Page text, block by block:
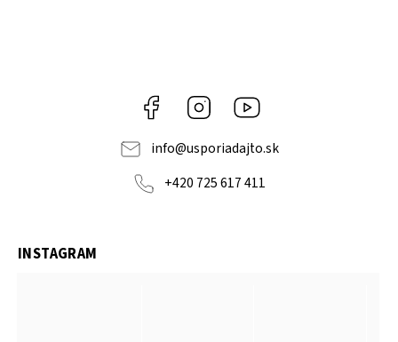
Facebook Instagram
info@usporiadajto.sk
+420 725 617 411
INSTAGRAM